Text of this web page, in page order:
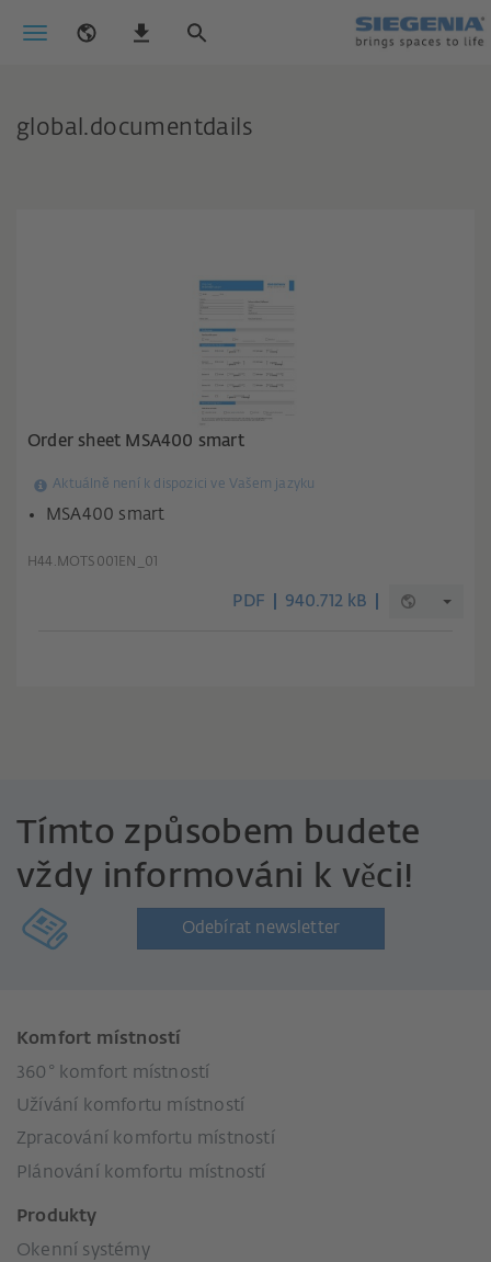
global.documentdails
Order sheet MSA400 smart
Aktuálně není k dispozici ve Vašem jazyku
MSA400 smart
H44.MOTS001EN_01
PDF 940.712 kB
Tímto způsobem budete
vždy informováni k věci!
Odebírat newsletter
Komfort místností
360° komfort místností
Užívání komfortu místností
Zpracování komfortu místností
Plánování komfortu místností
Produkty
Okenní systémy